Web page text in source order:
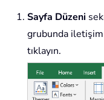
Sayfa Düzeni
grubunda iletişim
tıklayın.